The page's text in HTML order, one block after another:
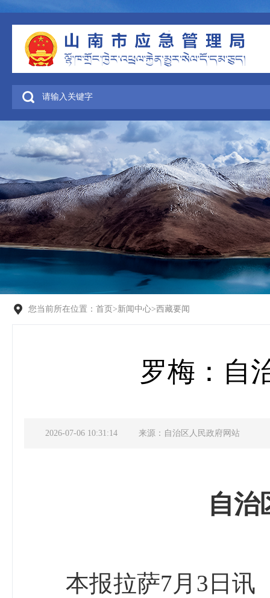
您当前所在位置： 首页 >新闻中心>西藏要闻
罗梅：自
2026-07-06 10:31:14 来源：自治区人民政府网站
自治
本报拉萨7月3日讯